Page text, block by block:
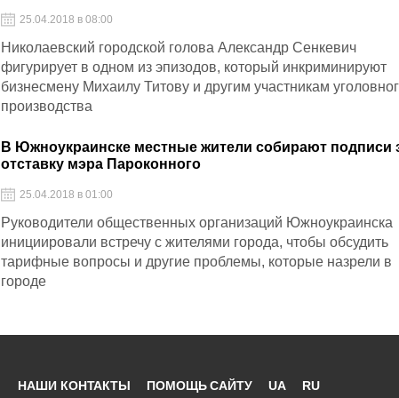
25.04.2018 в 08:00
Николаевский городской голова Александр Сенкевич
фигурирует в одном из эпизодов, который инкриминируют
бизнесмену Михаилу Титову и другим участникам
производства
В Южноукраинске местные жители собирают подписи
отставку мэра Пароконного
25.04.2018 в 01:00
Руководители общественных организаций Южноукраинска
инициировали встречу с жителями города, чтобы обсудить
тарифные вопросы и другие проблемы, которые назрели в
городе
НАШИ КОНТАКТЫ ПОМОЩЬ САЙТУ UA RU